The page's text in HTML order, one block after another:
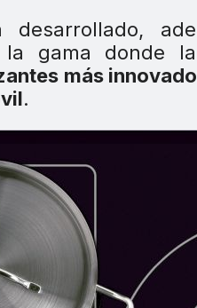
desarrollado,
la gama donde
más
.